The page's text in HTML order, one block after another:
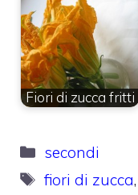
Fiori di zucca fritti
Categorie
secondi
Tag
fiori di zucca